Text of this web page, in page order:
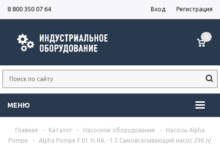
8 800 350 07 64 Вход Регистрация
МЕНЮ
0
Главная - Каталог - Насосное оборудование -
Насосы Alpha
Pompe
-
Alpha Pompe F 01 ½ RA - 1.5 Самовсасывающий насос 290 л/